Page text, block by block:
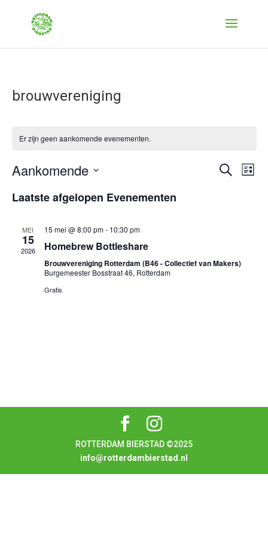
brouwvereniging
Er zijn geen aankomende evenementen.
Zoeken
Lijst
Aankomende
een
Laatste afgelopen Evenementen
MEI
15
2026
15 mei @ 8:00 pm- 10:30 pm
Homebrew Bottleshare
Brouwvereniging Rotterdam (B46 - Collectief van Makers)
Burgemeester Bosstraat 46, Rotterdam
Gratis
ROTTERDAM BIERSTAD ©2025
info@rotterdambierstad.nl